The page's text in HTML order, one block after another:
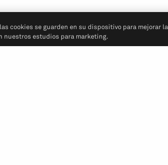
cookies se guarden en su dispositivo para mejorar la
nuestros estudios para marketing.